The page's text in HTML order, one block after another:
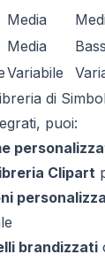
Media
Media
Variabile
di
puoi:
Clipart
brandizzati